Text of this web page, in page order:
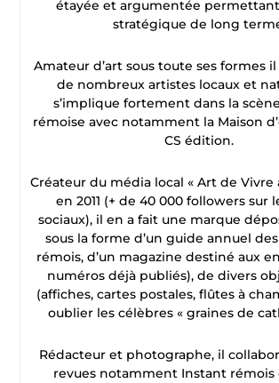
étayée et argumentée
stratégique de long
Amateur d’art sous toute ses formes
de nombreux artistes locaux et
s’implique fortement dans la
rémoise avec notamment la Maison
CS édition.
Créateur du média local « Art de Vivre
en 2011 (+ de 40 000 followers sur
sociaux), il en a fait une marque
sous la forme d’un guide annuel
rémois, d’un magazine destiné aux
numéros déjà publiés), de divers
(affiches, cartes postales, flûtes à
oublier les célèbres « graines de
Rédacteur et photographe, il
revues notamment Instant rémois